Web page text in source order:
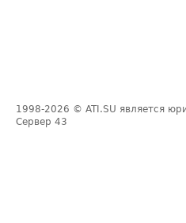
1998-2026 © ATI.SU является
Сервер 43